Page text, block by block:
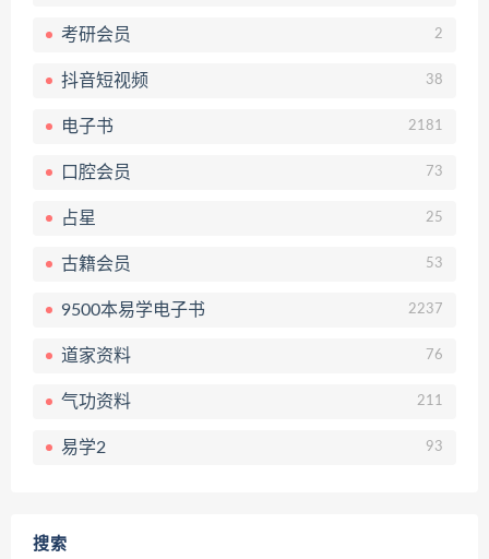
考研会员 2
抖音短视频 38
电子书 2181
口腔会员 73
占星 25
古籍会员 53
9500本易学电子书 2237
道家资料 76
气功资料 211
易学2 93
搜索